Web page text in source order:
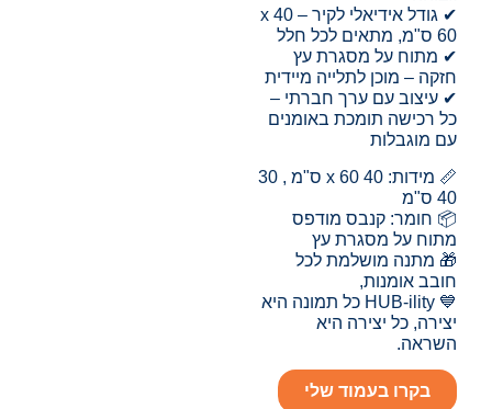
✔ גודל אידיאלי לקיר – 40 x
60 ס"מ, מתאים לכל חלל
✔ מתוח על מסגרת עץ
חזקה – מוכן לתלייה מיידית
✔ עיצוב עם ערך חברתי –
כל רכישה תומכת באומנים
עם מוגבלות
📏 מידות: 40 x 60 ס"מ , 30
40 ס"מ
📦 חומר: קנבס מודפס
מתוח על מסגרת עץ
🎁 מתנה מושלמת לכל
חובב אומנות,
💙 HUB-ility כל תמונה היא
יצירה, כל יצירה היא
השראה.
בקרו בעמוד שלי